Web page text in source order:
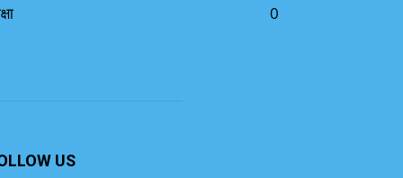
0
US